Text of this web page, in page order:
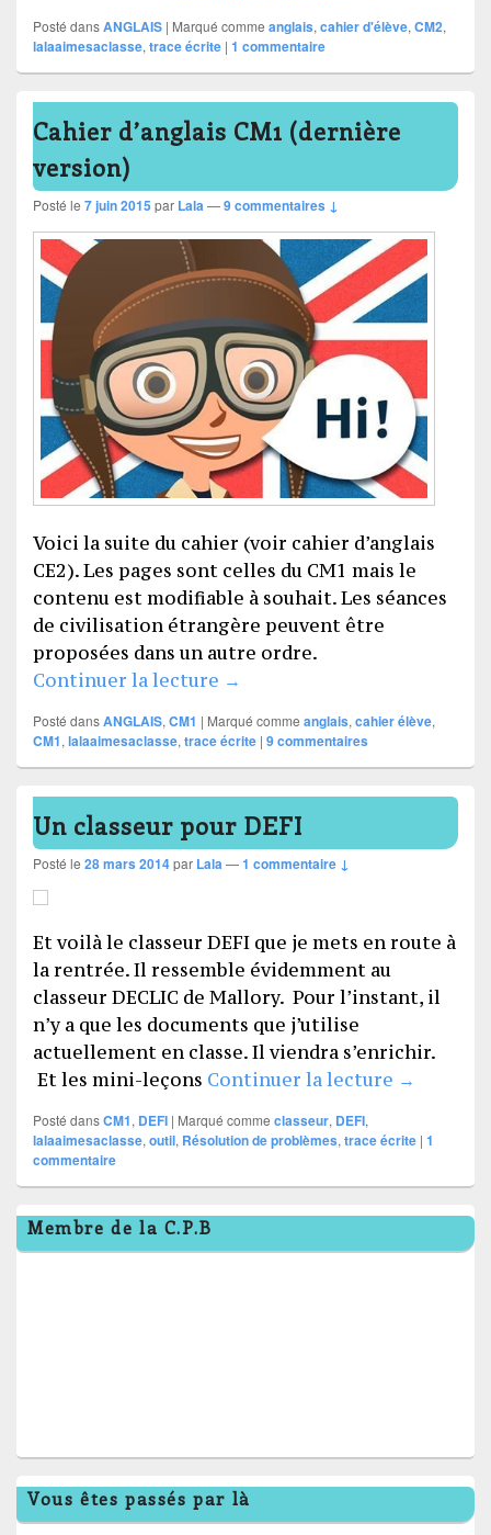
Posté dansANGLAIS | Marqué comme anglais, cahier d'élève, CM2,
lalaaimesaclasse, trace écrite | 1 commentaire
Cahier d’anglais CM1 (dernière
version)
Posté le 7 juin 2015 par Lala—9 commentaires ↓
Voici la suite du cahier (voir cahier d’anglais
CE2). Les pages sont celles du CM1 mais le
contenu est modifiable à souhait. Les séances
de civilisation étrangère peuvent être
proposées dans un autre ordre.
Continuer la lecture Cahier d’anglais CM1
→
Posté dansANGLAIS, CM1 | Marqué comme anglais, cahier élève,
CM1, lalaaimesaclasse, trace écrite | 9commentaires
Un classeur pour DEFI
Posté le 28 mars 2014par Lala —1 commentaire ↓
Et voilà le classeur DEFI que je mets en route à
la rentrée. Il ressemble évidemment au
classeur DECLIC de Mallory. Pour l’instant, il
n’y a que les documents que j’utilise
actuellement en classe. Il viendra s’enrichir.
Et les mini-leçons Continuer la lecture Un
→
Posté dansCM1, DEFI | Marqué comme classeur, DEFI,
lalaaimesaclasse, outil, Résolution de problèmes, trace écrite | 1
commentaire
Zone
principale
de
Membre de la C.P.B
Vous êtes passés par là